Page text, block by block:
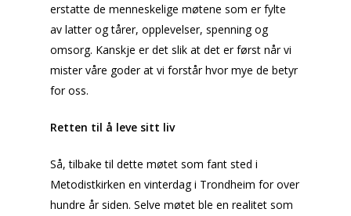
erstatte de menneskelige møtene som er fylte
av latter og tårer, opplevelser, spenning og
omsorg. Kanskje er det slik at det er først når vi
mister våre goder at vi forstår hvor mye de betyr
for oss.
Retten til å leve sitt liv
Så, tilbake til dette møtet som fant sted i
Metodistkirken en vinterdag i Trondheim for over
hundre år siden. Selve møtet ble en realitet som